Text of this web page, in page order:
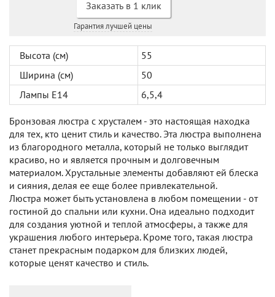
Заказать в 1 клик
Гарантия лучшей цены
Высота (см)
55
Ширина (см)
50
Лампы Е14
6,5,4
Бронзовая люстра с хрусталем - это настоящая находка
для тех, кто ценит стиль и качество. Эта люстра выполнена
из благородного металла, который не только выглядит
красиво, но и является прочным и долговечным
материалом. Хрустальные элементы добавляют ей блеска
и сияния, делая ее еще более привлекательной.
Люстра может быть установлена в любом помещении - от
гостиной до спальни или кухни. Она идеально подходит
для создания уютной и теплой атмосферы, а также для
украшения любого интерьера. Кроме того, такая люстра
станет прекрасным подарком для близких людей,
которые ценят качество и стиль.